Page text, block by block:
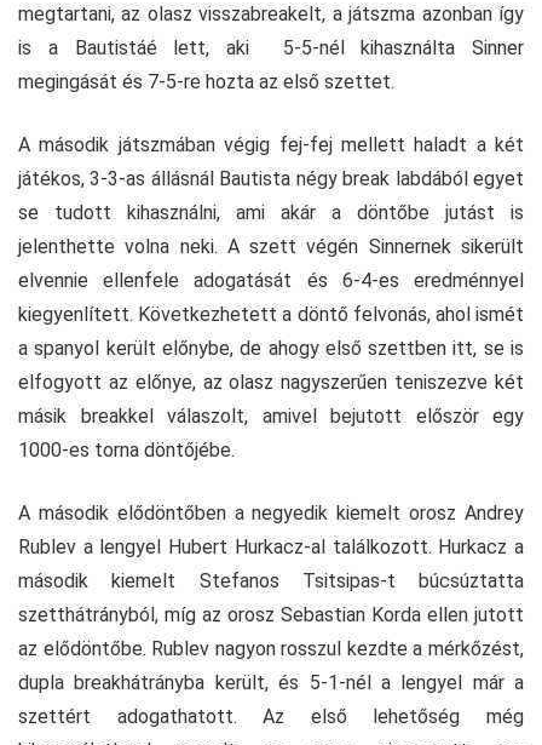
megtartani, az olasz visszabreakelt, a játszma azonban így
is a Bautistáé lett, aki 5-5-nél kihasználta Sinner
megingását és 7-5-re hozta az első szettet.
A második játszmában végig fej-fej mellett haladt a két
játékos, 3-3-as állásnál Bautista négy break labdából egyet
se tudott kihasználni, ami akár a döntőbe jutást is
jelenthette volna neki. A szett végén Sinnernek sikerült
elvennie ellenfele adogatását és 6-4-es eredménnyel
kiegyenlített. Következhetett a döntő felvonás, ahol ismét
a spanyol került előnybe, de ahogy első szettben itt, se is
elfogyott az előnye, az olasz nagyszerűen teniszezve két
másik breakkel válaszolt, amivel bejutott először egy
1000-es torna döntőjébe.
A második elődöntőben a negyedik kiemelt orosz Andrey
Rublev a lengyel Hubert Hurkacz-al találkozott. Hurkacz a
második kiemelt Stefanos Tsitsipas-t búcsúztatta
szetthátrányból, míg az orosz Sebastian Korda ellen jutott
az elődöntőbe. Rublev nagyon rosszul kezdte a mérkőzést,
dupla breakhátrányba került, és 5-1-nél a lengyel már a
szettért adogathatott. Az első lehetőség még